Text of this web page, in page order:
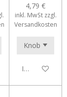
4,79 €
inkl. MwSt zzgl.
Versandkosten
In den